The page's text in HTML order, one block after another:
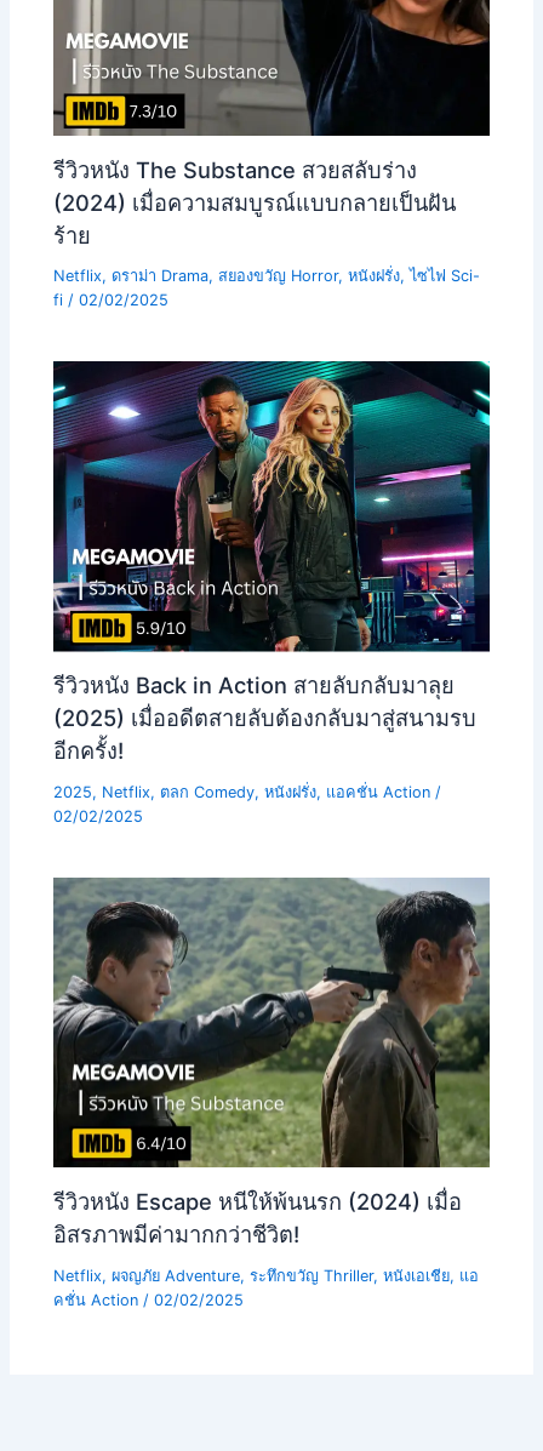
รีวิวหนัง The Substance สวยสลับร่าง
(2024) เมื่อความสมบูรณ์แบบกลายเป็นฝัน
ร้าย
Netflix,ดราม่า Drama,สยองขวัญ Horror,หนังฝรั่ง,ไซไฟ Sci-
fi /02/02/2025
รีวิวหนัง Back in Action สายลับกลับมาลุย
(2025) เมื่ออดีตสายลับต้องกลับมาสู่สนามรบ
อีกครั้ง!
2025, Netflix, ตลก Comedy,หนังฝรั่ง, แอคชั่น Action /
02/02/2025
รีวิวหนัง Escape หนีให้พ้นนรก (2024) เมื่อ
อิสรภาพมีค่ามากกว่าชีวิต!
Netflix,ผจญภัย Adventure,ระทึกขวัญ Thriller,หนังเอเชีย, แอ
คชั่น Action /02/02/2025